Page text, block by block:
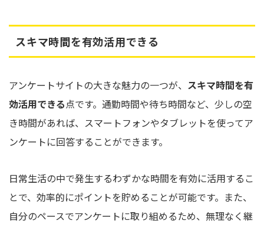
スキマ時間を有効活用できる
アンケートサイトの大きな魅力の一つが、 スキマ時間を有
効活用できる点です。通勤時間や待ち時間など、少しの空
き時間があれば、スマートフォンやタブレットを使ってア
ンケートに回答することができます。
日常生活の中で発生するわずかな時間を有効に活用するこ
とで、効率的にポイントを貯めることが可能です。また、
自分のペースでアンケートに取り組めるため、無理なく継